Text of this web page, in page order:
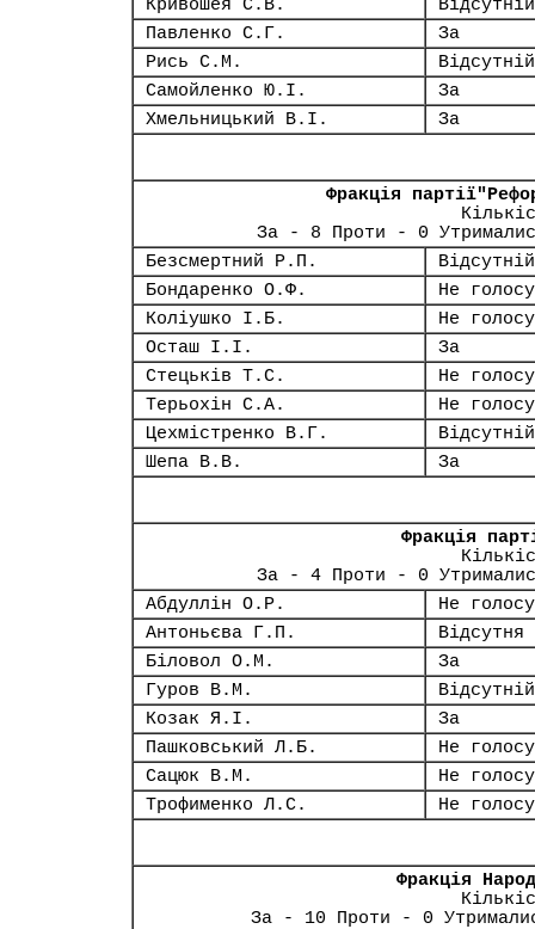
Кривошея С.В.
Відсутній
Павленко С.Г.
За
Рись С.М.
Відсутній
Самойленко Ю.І.
За
Хмельницький В.І.
За
Фракція
За - 8 Проти - 0
Безсмертний Р.П.
Відсутній
Бондаренко О.Ф.
Не
Коліушко І.Б.
Не
Осташ І.І.
За
Стецьків Т.С.
Не
Терьохін С.А.
Не
Цехмістренко В.Г.
Відсутній
Шепа В.В.
За
Фракція
За - 4 Проти - 0
Абдуллін О.Р.
Не
Антоньєва Г.П.
Відсутня
Біловол О.М.
За
Гуров В.М.
Відсутній
Козак Я.І.
За
Пашковський Л.Б.
Не
Сацюк В.М.
Не
Трофименко Л.С.
Не
Фракція
За - 10 Проти - 0